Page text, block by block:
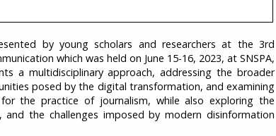
by young scholars and researchers at the 3rd
which was held on June 15-16, 2023, at SNSPA,
a multidisciplinary approach, addressing the broader
posed by the digital transformation, and examining
the practice of journalism, while also exploring the
the challenges imposed by modern disinformation